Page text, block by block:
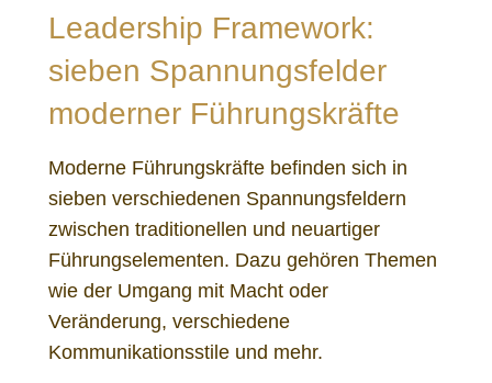
Leadership Framework:
sieben Spannungsfelder
moderner Führungskräfte
Moderne Führungskräfte befinden sich in
sieben verschiedenen Spannungsfeldern
zwischen traditionellen und neuartiger
Führungselementen. Dazu gehören Themen
wie der Umgang mit Macht oder
Veränderung, verschiedene
Kommunikationsstile und mehr.